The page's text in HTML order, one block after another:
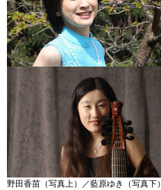
野田香苗（写真上）／藍原ゆき（写真下）